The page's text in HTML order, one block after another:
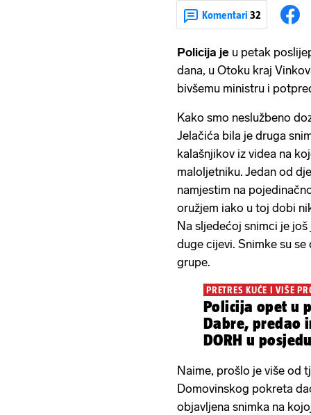
Komentari 32
Policija je u petak
dana, u Otoku kraj
bivšemu ministru i
Kako smo neslužbeno
Jelačića bila je druga
kalašnjikov iz videa na
maloljetniku. Jedan od
namjestim na
oružjem iako u toj dobi
Na sljedećoj snimci je
duge cijevi. Snimke su
grupe.
PRETRES KUĆE I VIŠE
Policija opet u
Dabre, predao
DORH u
Naime, prošlo je više od
Domovinskog pokreta
objavljena snimka na